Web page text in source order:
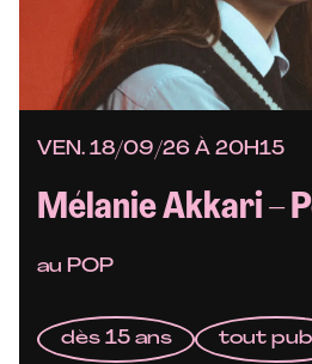
VEN. 18/09/26 À 20H15
Mélanie Akkari –
au POP
dès 15 ans tout